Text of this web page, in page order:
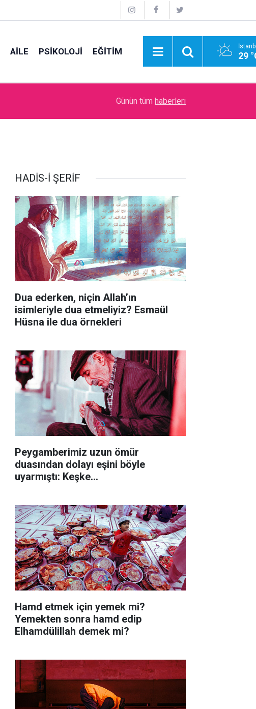
AİLE PSİKOLOJİ EĞİTİM 29
İdare Etme Sanatı
Günün tüm haberleri
HADİS-İ ŞERİF
Dua ederken, niçin Allah’ın
isimleriyle dua etmeliyiz? Esmaül
Hüsna ile dua örnekleri
Peygamberimiz uzun ömür
duasından dolayı eşini böyle
uyarmıştı: Keşke…
Hamd etmek için yemek mi?
Yemekten sonra hamd edip
Elhamdülillah demek mi?